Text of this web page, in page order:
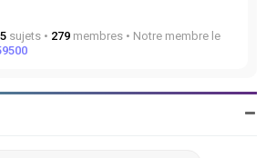
sujets • 279 membres • Notre membre le